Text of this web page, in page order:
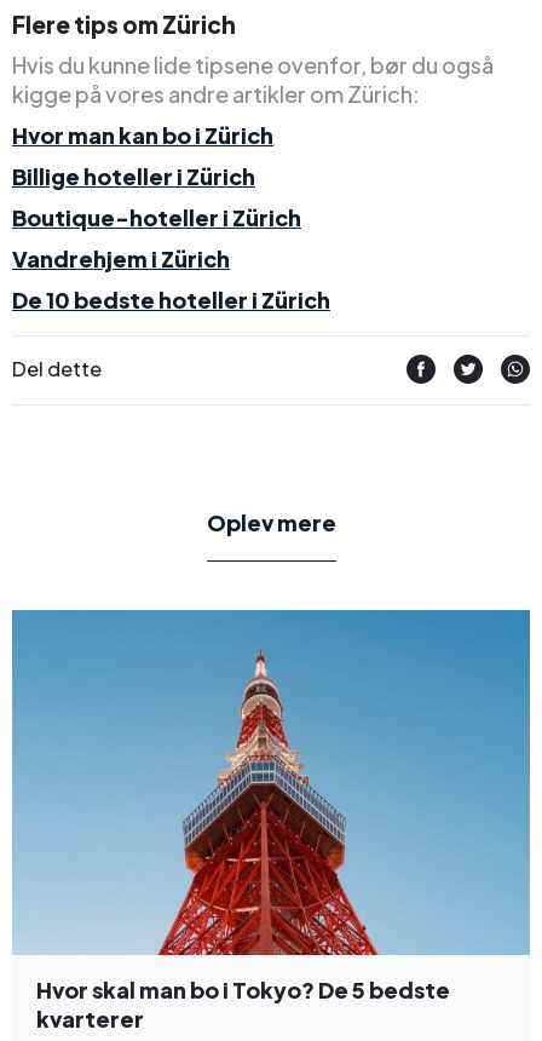
Flere tips om Zürich
Hvis du kunne lide tipsene ovenfor, bør du også
kigge på vores andre artikler om Zürich:
Hvor man kan bo i Zürich
Billige hoteller i Zürich
Boutique-hoteller i Zürich
Vandrehjem i Zürich
De 10 bedste hoteller i Zürich
Del dette
Oplev mere
Hvor skal man bo i Tokyo? De 5 bedste
kvarterer